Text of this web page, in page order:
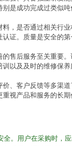
是成功完成过类似吨
料，是否通过相关行业
证。质量是安全的第
的售后服务至关重要。
训以及及时的维修保养
价、客户反馈等多渠道
视产品和服务的长期
全。用户在采购时，